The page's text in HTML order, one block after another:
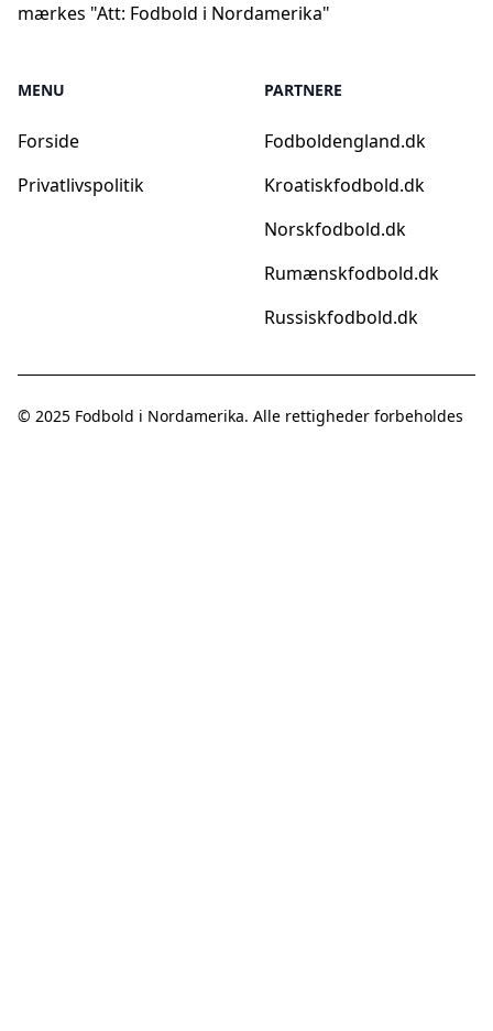
mærkes "Att: Fodbold i Nordamerika"
MENU
Forside
Privatlivspolitik
PARTNERE
Fodboldengland.dk
Kroatiskfodbold.dk
Norskfodbold.dk
Rumænskfodbold.dk
Russiskfodbold.dk
© 2025 Fodbold i Nordamerika. Alle rettigheder forbeholdes